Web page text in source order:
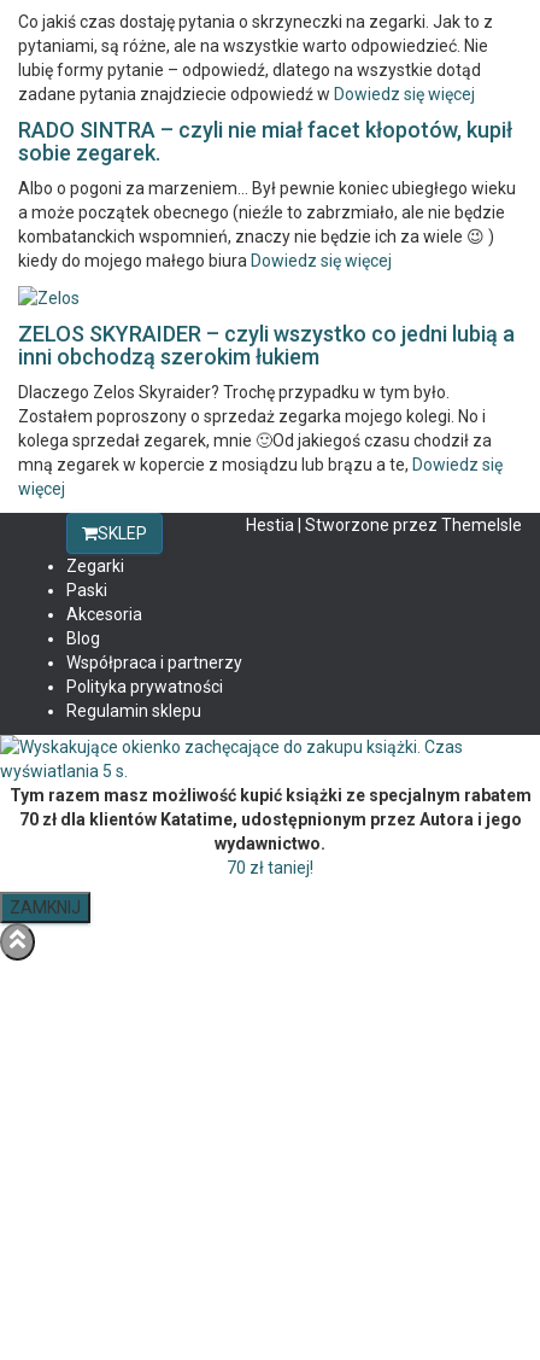
Co jakiś czas dostaję pytania o skrzyneczki na zegarki. Jak to z
pytaniami, są różne, ale na wszystkie warto odpowiedzieć. Nie
lubię formy pytanie – odpowiedź, dlatego na wszystkie dotąd
zadane pytania znajdziecie odpowiedź w Dowiedz się więcej
RADO SINTRA – czyli nie miał facet kłopotów, kupił
sobie zegarek.
Albo o pogoni za marzeniem… Był pewnie koniec ubiegłego wieku
a może początek obecnego (nieźle to zabrzmiało, ale nie będzie
kombatanckich wspomnień, znaczy nie będzie ich za wiele 😉 )
kiedy do mojego małego biura Dowiedz się więcej
ZELOS SKYRAIDER – czyli wszystko co jedni lubią a
inni obchodzą szerokim łukiem
Dlaczego Zelos Skyraider? Trochę przypadku w tym było.
Zostałem poproszony o sprzedaż zegarka mojego kolegi. No i
kolega sprzedał zegarek, mnie 🙂Od jakiegoś czasu chodził za
mną zegarek w kopercie z mosiądzu lub brązu a te, Dowiedz się
więcej
SKLEP
Zegarki
Paski
Akcesoria
Blog
Współpraca i partnerzy
Polityka prywatności
Regulamin sklepu
Hestia | Stworzone przez ThemeIsle
Tym razem masz możliwość kupić książki ze specjalnym rabatem
70 zł dla klientów Katatime, udostępnionym przez Autora i jego
wydawnictwo.
70 zł taniej!
ZAMKNIJ